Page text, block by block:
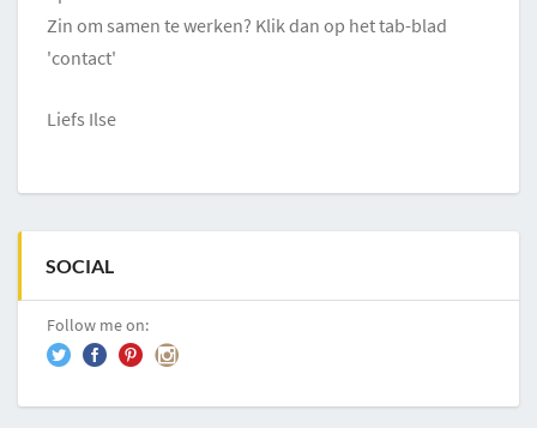
Zin om samen te werken? Klik dan op het tab-blad
'contact'
Liefs Ilse
SOCIAL
Follow me on: